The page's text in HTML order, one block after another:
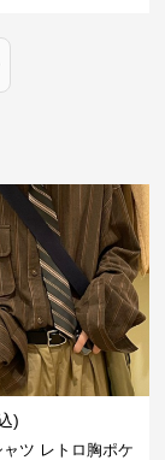
)
ツ レトロ胸ポケ